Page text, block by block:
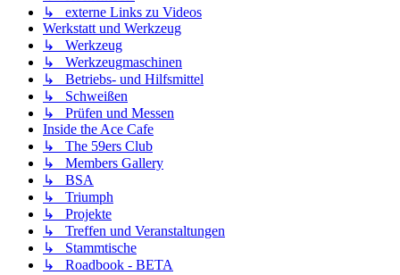
↳ externe Links zu Videos
Werkstatt und Werkzeug
↳ Werkzeug
↳ Werkzeugmaschinen
↳ Betriebs- und Hilfsmittel
↳ Schweißen
↳ Prüfen und Messen
Inside the Ace Cafe
↳ The 59ers Club
↳ Members Gallery
↳ BSA
↳ Triumph
↳ Projekte
↳ Treffen und Veranstaltungen
↳ Stammtische
↳ Roadbook - BETA